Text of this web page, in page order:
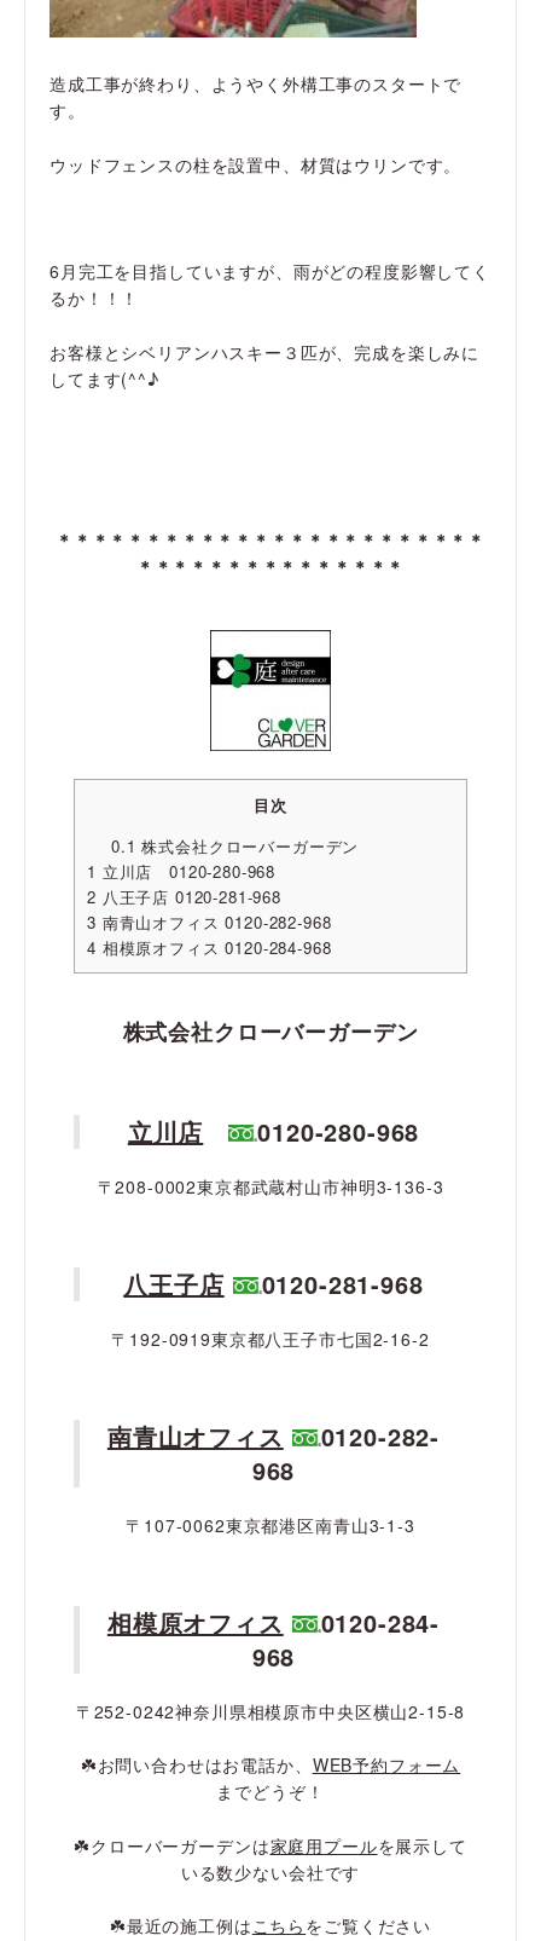
造成工事が終わり、ようやく外構工事のスタートで
す。
ウッドフェンスの柱を設置中、材質はウリンです。
6月完工を目指していますが、雨がどの程度影響してく
るか！！！
お客様とシベリアンハスキー３匹が、完成を楽しみに
してます(^^♪
＊＊＊＊＊＊＊＊＊＊＊＊＊ ＊＊＊＊＊＊＊＊＊＊＊
＊＊ ＊＊＊＊＊＊＊＊＊＊＊＊＊
目次
0.1 株式会社クローバーガーデン
1 立川店 0120-280-968
2 八王子店 0120-281-968
3 南青山オフィス 0120-282-968
4 相模原オフィス 0120-284-968
株式会社クローバーガーデン
立川店 0120-280-968
〒208-0002東京都武蔵村山市神明3-136-3
八王子店 0120-281-968
〒192-0919東京都八王子市七国2-16-2
南青山オフィス
0120-282-
968
〒107-0062東京都港区南青山3-1-3
相模原オフィス
0120-284-
968
〒252-0242神奈川県相模原市中央区横山2-15-8
☘️お問い合わせはお電話か、 WEB予約フォーム
までどうぞ！
☘️クローバーガーデンは家庭用プールを展示して
いる数少ない会社です
☘️最近の施工例は こちら をご覧ください